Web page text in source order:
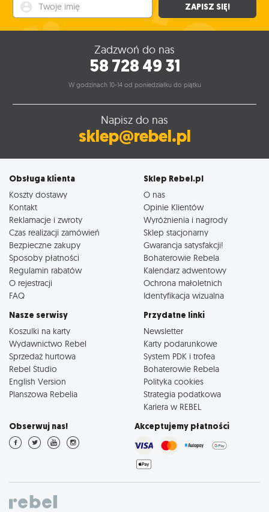
ZAPISZ SIĘ!
Zadzwoń do nas
58 728 49 31
W godzinach 10-14 od poniedziałku do piątku
Napisz do nas
sklep@rebel.pl
Obsługa klienta
Koszty dostawy
Kontakt
Reklamacje i zwroty
Czas realizacji zamówień
Bezpieczne zakupy
Sposoby płatności
Regulamin rabatów
O rejestracji
FAQ
Sklep Rebel.pl
O nas
Opinie Klientów
Wyróżnienia i nagrody
Sklep stacjonarny
Gwarancja satysfakcji!
Bohaterowie Rebela
Kalendarz adwentowy
Ochrona małoletnich
Identyfikacja wizualna
Nasze serwisy
Koszulki na karty
Wydawnictwo Rebel
Sprzedaż hurtowa
Rebel Studio
English Version
Planszowa Rebelia
Przydatne linki
Newsletter
Karty podarunkowe
System PDK i trofea
Bohaterowie Rebela
Polityka cookies
Strategia podatkowa
Kariera w REBEL
Obserwuj nas! Akceptujemy płatności